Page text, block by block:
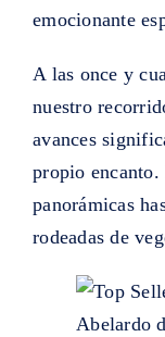
emocionante
A las once y
nuestro
avances
propio
panorámicas
rodeadas de